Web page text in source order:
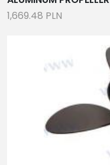
1,669.48 PLN